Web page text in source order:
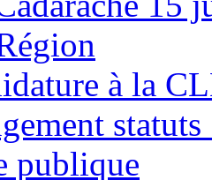
à la
publique